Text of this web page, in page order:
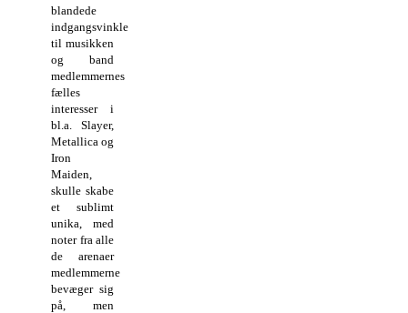
blandede
indgangsvinkler
til musikken
og band
medlemmernes
fælles
interesser i
bl.a. Slayer,
Metallica og
Iron
Maiden,
skulle skabe
et sublimt
unika, med
noter fra alle
de arenaer
medlemmerne
bevæger sig
på, men